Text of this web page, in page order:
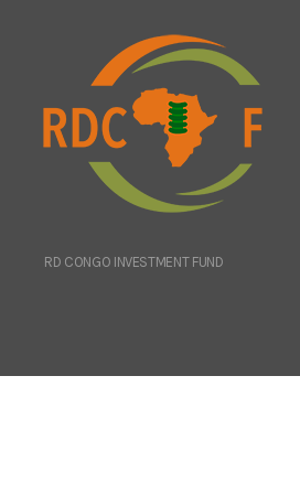
RD CONGO INVESTMENT FUND